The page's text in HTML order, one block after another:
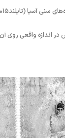
(تایلند۲۰۱۵) خواهد بود.
اندازه واقعی روی